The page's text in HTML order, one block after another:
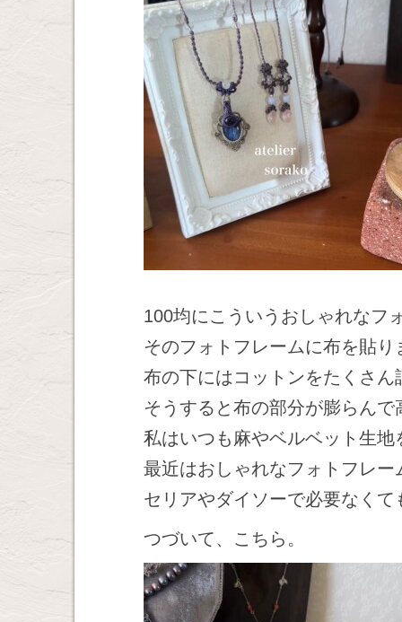
100均にこういうおしゃれなフ
そのフォトフレームに布を貼り
布の下にはコットンをたくさん
そうすると布の部分が膨らんで
私はいつも麻やベルベット生地
最近はおしゃれなフォトフレー
セリアやダイソーで必要なく
つづいて、こちら。